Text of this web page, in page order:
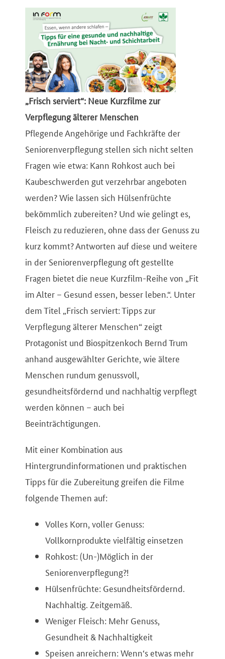
„Frisch serviert“: Neue Kurzfilme zur
Verpflegung älterer Menschen
Pflegende Angehörige und Fachkräfte der
Seniorenverpflegung stellen sich nicht selten
Fragen wie etwa: Kann Rohkost auch bei
Kaubeschwerden gut verzehrbar angeboten
werden? Wie lassen sich Hülsenfrüchte
bekömmlich zubereiten? Und wie gelingt es,
Fleisch zu reduzieren, ohne dass der Genuss zu
kurz kommt? Antworten auf diese und weitere
in der Seniorenverpflegung oft gestellte
Fragen bietet die neue Kurzfilm-Reihe von „Fit
im Alter – Gesund essen, besser leben.“. Unter
dem Titel „Frisch serviert: Tipps zur
Verpflegung älterer Menschen“ zeigt
Protagonist und Biospitzenkoch Bernd Trum
anhand ausgewählter Gerichte, wie ältere
Menschen rundum genussvoll,
gesundheitsfördernd und nachhaltig verpflegt
werden können – auch bei
Beeinträchtigungen.
Mit einer Kombination aus
Hintergrundinformationen und praktischen
Tipps für die Zubereitung greifen die Filme
folgende Themen auf:
Volles Korn, voller Genuss:
Vollkornprodukte vielfältig einsetzen
Rohkost: (Un-)Möglich in der
Seniorenverpflegung?!
Hülsenfrüchte: Gesundheitsfördernd.
Nachhaltig. Zeitgemäß.
Weniger Fleisch: Mehr Genuss,
Gesundheit & Nachhaltigkeit
Speisen anreichern: Wenn‘s etwas mehr